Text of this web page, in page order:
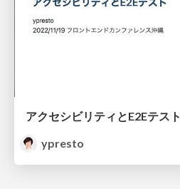
アクセシビリティとE2Eテスト
ypresto